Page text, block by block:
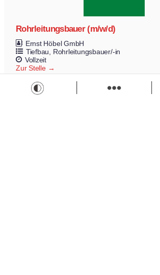
Rohrleitungsbauer (m/w/d)
Ernst Höbel GmbH
Tiefbau
Rohrleitungsbauer/-in
Vollzeit
Zur Stelle